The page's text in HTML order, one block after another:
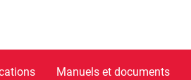
Manuels et documents